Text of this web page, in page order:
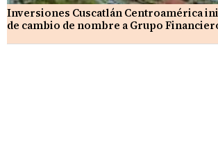
Inversiones Cuscatlán Centroamérica
de cambio de nombre a Grupo